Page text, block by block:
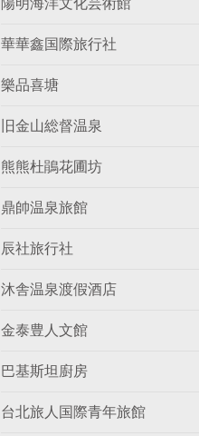
陽明海洋文化芸術館
華華鑫国際旅行社
樂品喜塘
旧金山総督温泉
熊熊杜鵑花圃坊
鼎帥温泉旅館
辰社旅行社
沐舎温泉渡假酒店
金泰豊人文館
巴基斯坦廚房
台北旅人国際青年旅館